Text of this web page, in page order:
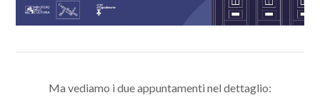
Ma vediamo i due appuntamenti nel dettaglio: